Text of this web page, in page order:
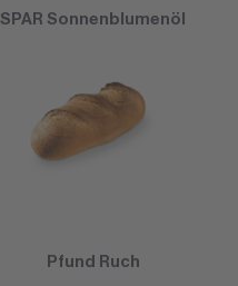
SPAR Sonnenblumenöl
Pfund Ruch